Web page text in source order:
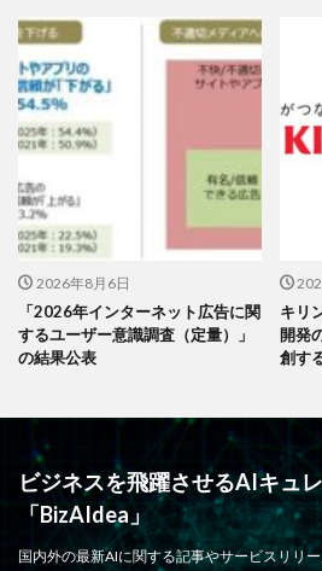
2026年8月6日
「2026年インターネット広告に関
するユーザー意識調査（定量）」
の結果公表
キリ
開発
創す
ビジネスを飛躍させるAIキュ
「BizAIdea」
国内外の最新AIに関する記事やサービスリリ